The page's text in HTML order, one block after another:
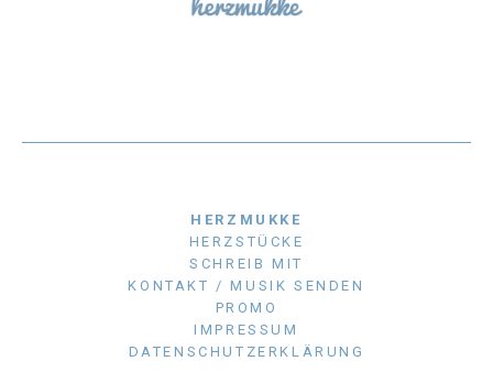
HERZMUKKE
HERZSTÜCKE
SCHREIB MIT
KONTAKT / MUSIK SENDEN
PROMO
IMPRESSUM
DATENSCHUTZERKLÄRUNG